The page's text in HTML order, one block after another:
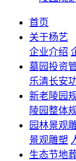
首页
关于杨艺
企业介绍
墓园投资
乐清长安
新老陵园
陵园整体
园林景观
景观雕塑
生态节地